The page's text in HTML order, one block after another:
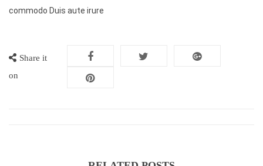
commodo Duis aute irure
Share it
on